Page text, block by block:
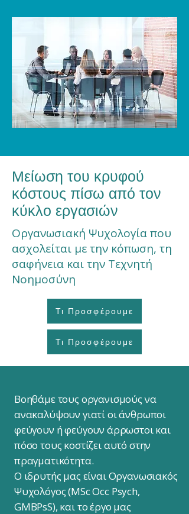
Μείωση του κρυφού
κόστους πίσω από τον
κύκλο εργασιών
Οργανωσιακή Ψυχολογία που
ασχολείται με την κόπωση, τη
σαφήνεια και την Τεχνητή
Νοημοσύνη
Τι Προσφέρουμε
Τι Προσφέρουμε
Βοηθάμε τους οργανισμούς να
ανακαλύψουν γιατί οι άνθρωποι
φεύγουν ή φεύγουν άρρωστοι και
πόσο τους κοστίζει αυτό στην
πραγματικότητα.
Ο ιδρυτής μας είναι Οργανωσιακός
Ψυχολόγος (MSc Occ Psych,
GMBPsS), και το έργο μας